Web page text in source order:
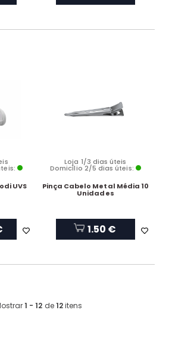
UVS
Loja 1/3 dias úteis
Domicílio 2/5 dias úteis:
Pinça Cabelo Metal Média 10
Unidades
1.50 €
1 - 12 de12itens